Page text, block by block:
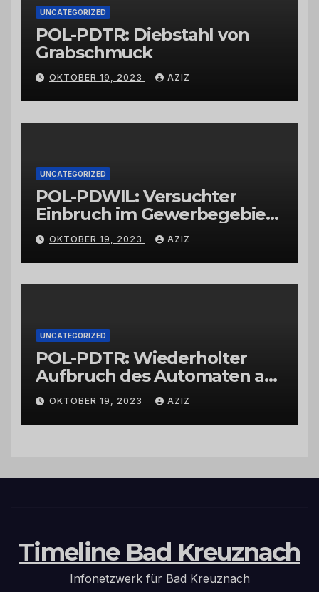
UNCATEGORIZED
POL-PDTR: Diebstahl von
Grabschmuck
OKTOBER 19, 2023 AZIZ
UNCATEGORIZED
POL-PDWIL: Versuchter
Einbruch im Gewerbegebiet
Wittlich
OKTOBER 19, 2023 AZIZ
UNCATEGORIZED
POL-PDTR: Wiederholter
Aufbruch des Automaten am
Wohnmobilstellplatz in
Hermeskeil am Labachweg
OKTOBER 19, 2023 AZIZ
Timeline Bad Kreuznach
Infonetzwerk für Bad Kreuznach